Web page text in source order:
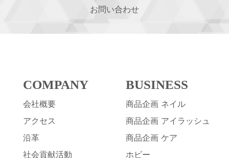
お問い合わせ
COMPANY
会社概要
アクセス
沿革
社会貢献活動
BUSINESS
商品企画 ネイル
商品企画 アイラッシュ
商品企画 ケア
ホビー